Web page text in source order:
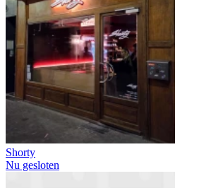
Shorty
Nu gesloten